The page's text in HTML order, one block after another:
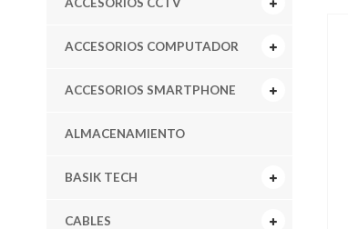
ACCESORIOS COMPUTADOR
ACCESORIOS SMARTPHONE
ALMACENAMIENTO
BASIK TECH
CABLES